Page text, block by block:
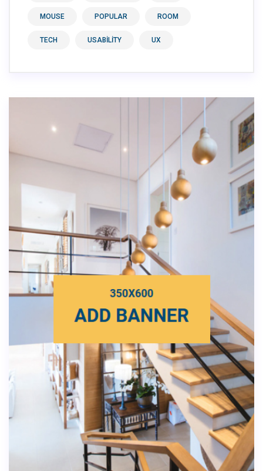
MOUSE POPULAR ROOM
TECH USABILITY UX